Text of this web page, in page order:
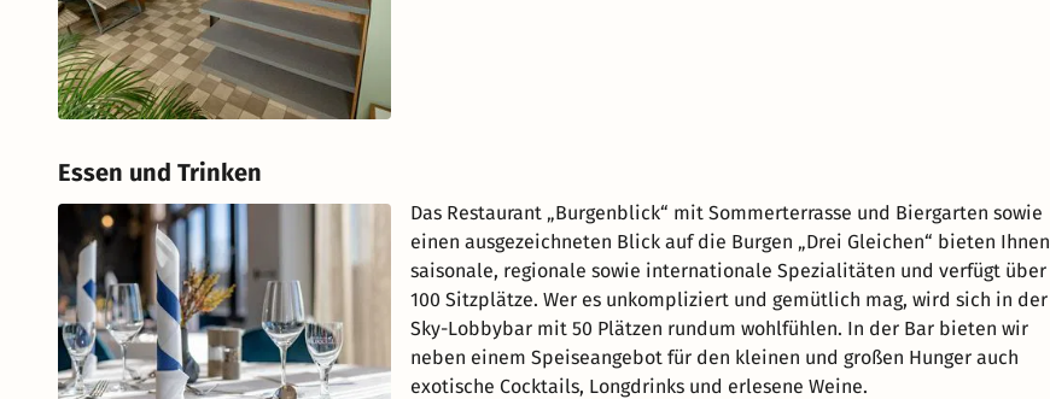
Essen und Trinken
Das Restaurant „Burgenblick“ mit Sommerterrasse und Biergarten sowie
einen ausgezeichneten Blick auf die Burgen „Drei Gleichen“ bieten Ihnen
saisonale, regionale sowie internationale Spezialitäten und verfügt über
100 Sitzplätze. Wer es unkompliziert und gemütlich mag, wird sich in der
Sky-Lobbybar mit 50 Plätzen rundum wohlfühlen. In der Bar bieten wir
neben einem Speiseangebot für den kleinen und großen Hunger auch
exotische Cocktails, Longdrinks und erlesene Weine.